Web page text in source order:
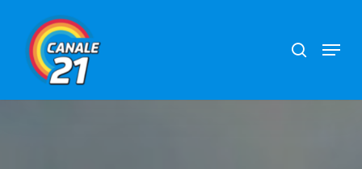
main
content
Menu